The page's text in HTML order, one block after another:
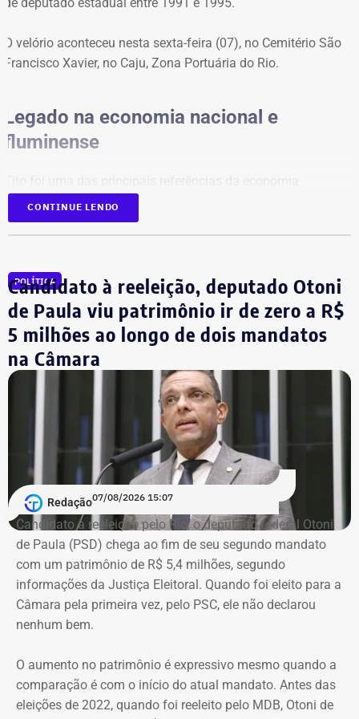
Em seis anos, o candidato passou de nenhum bem
declarado para quase R$ 300 mil em patrimônio.
por R$ 48 mil em poupança e R$ 12 mil em conta
O velório aconteceu nesta sexta-feira (07), no Cemitério São
Francisco Xavier, no Caju, Zona Portuária do Rio.
Legado na economia nacional e
fluminense
brasileira, com atuação de destaque na formulação de
políticas de desenvolvimento econômico para o estado do
redução da burocracia e o fortalecimento dos pequenos
empreendedores.
O economista também ocupava a vice-presidência da
Sociedade Nacional de Agricultura; integrava a Academia
Nacional de Agricultura; e era membro do Instituto Brasileiro
de Economia, da Fundação Getulio Vargas (FGV).
Governo do estado emitiu nota de pesar
Em nota, o governador em exercício do Rio, Ricardo Couto,
manifestou solidariedade aos familiares e amigos do
economista.
“O Brasil perde um dos grandes nomes da economia e da
formulação de políticas públicas voltadas ao
desenvolvimento. Tito Bruno Ryff deixa um legado construído
público, à vida acadêmica e ao fortalecimento do ambiente de
negócios, com importantes contribuições para o Estado do
Rio de Janeiro e para o país. Sua atuação foi marcada pelo
compromisso com a modernização da gestão pública, a
CONTINUE LENDO
POLÍTICA
Candidato à reeleição, deputado Otoni
de Paula viu patrimônio ir de zero a R$
5 milhões ao longo de dois mandatos
na Câmara
Redação07/08/2026 15:07
Candidato à reeleição pelo Rio, o deputado federal Otoni
de Paula (PSD) chega ao fim de seu segundo mandato
com um patrimônio de R$ 5,4 milhões, segundo
informações da Justiça Eleitoral. Quando foi eleito para a
Câmara pela primeira vez, pelo PSC, ele não declarou
nenhum bem.
O aumento no patrimônio é expressivo mesmo quando a
comparação é com o início do atual mandato. Antes das
eleições de 2022, quando foi reeleito pelo MDB, Otoni de